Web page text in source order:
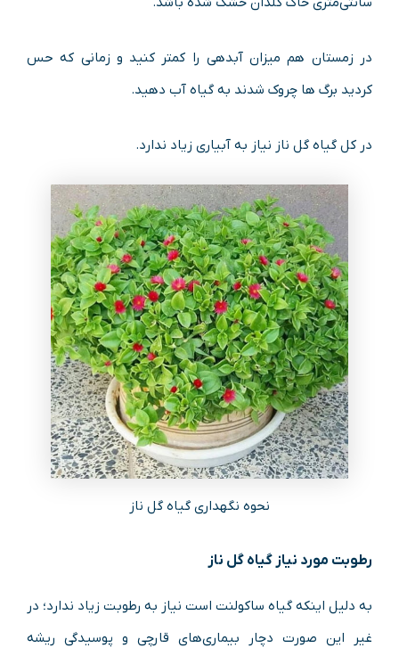
در زمستان هم میزان آبدهی را کمتر کنید و زمانی که حس
کردید برگ ها چروک شدند به گیاه آب دهید.
در کل گیاه گل ناز نیاز به آبیاری زیاد ندارد.
نحوه نگهداری گیاه گل ناز
رطوبت مورد نیاز گیاه گل ناز
به دلیل اینکه گیاه ساکولنت است نیاز به رطوبت زیاد ندارد؛ در
غیر این صورت دچار بیماری‌های قارچی و پوسیدگی ریشه